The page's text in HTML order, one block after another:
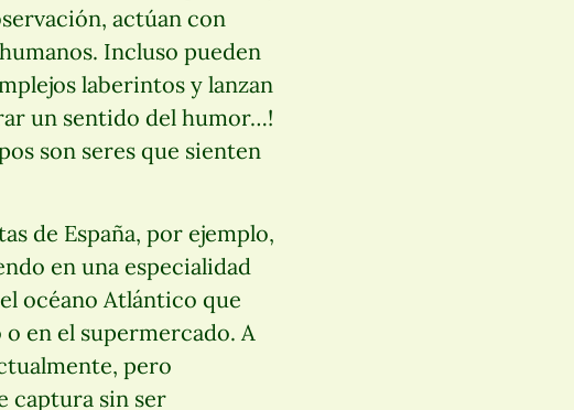
actúan con
Incluso pueden
laberintos y lanzan
un sentido del humor…!
son seres que sienten
de España, por ejemplo,
en una especialidad
océano Atlántico que
en el supermercado. A
pero
captura sin ser